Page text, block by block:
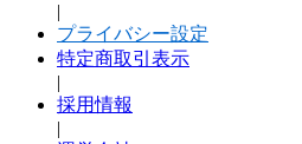
|
プライバシー設定
特定商取引表示
|
採用情報
|